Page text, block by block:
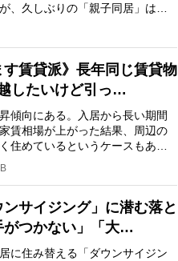
久しぶりの「親子同居」はト
す賃貸派》長年同じ賃貸物
したいけど引っ…
傾向にある。入居から長い期間
賃相場が上がった結果、周辺の
住めているというケースもある
サイジング」に潜む落と
がつかない」「大…
に住み替える「ダウンサイジン